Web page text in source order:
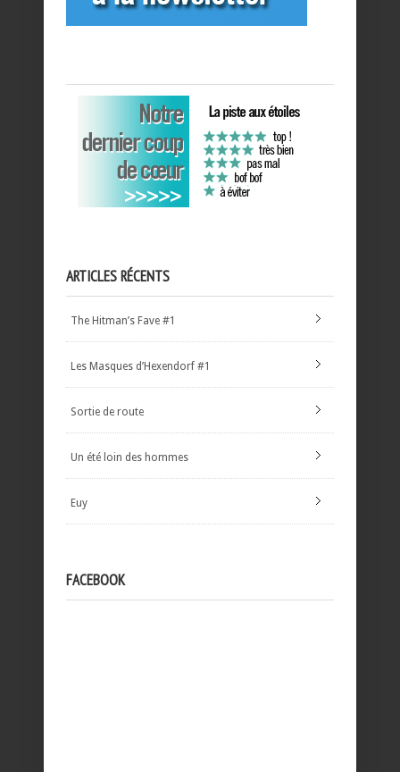
ARTICLES RÉCENTS
The Hitman’s Fave #1
Les Masques d’Hexendorf #1
Sortie de route
Un été loin des hommes
Euy
FACEBOOK